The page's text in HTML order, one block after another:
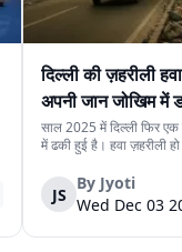
दिल्ली की ज़हरीली
अपनी जान जोखिम
कर रहे हैं
साल 2025 में दिल्ली फिर
में ढकी हुई है। हवा ज़हरीली
रोज़ाना सड़क पर उतरते हैं।
क्योंकि दिल्ली की रोज़मर्रा...
JS
By Jyoti
Wed Dec 03